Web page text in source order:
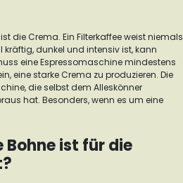
die Crema. Ein Filterkaffee weist niemals
kräftig, dunkel und intensiv ist, kann
eine Espressomaschine mindestens
eine starke Crema zu produzieren. Die
, die selbst dem Alleskönner
hat. Besonders, wenn es um eine
ist für die